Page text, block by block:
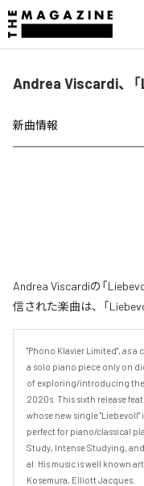
Andrea Viscardi、
新曲情報
Andrea Viscardiの「
信された楽曲は、「
"Phono Klavier Limited", as
a solo piano piece only on
of exploring/introducing
2020s. This sixth release
whose new single "Liebevoll"
perfect for piano/classical
Study, Intense Studying,
al. His music is well known
Kosemura, Elliott Jacques.